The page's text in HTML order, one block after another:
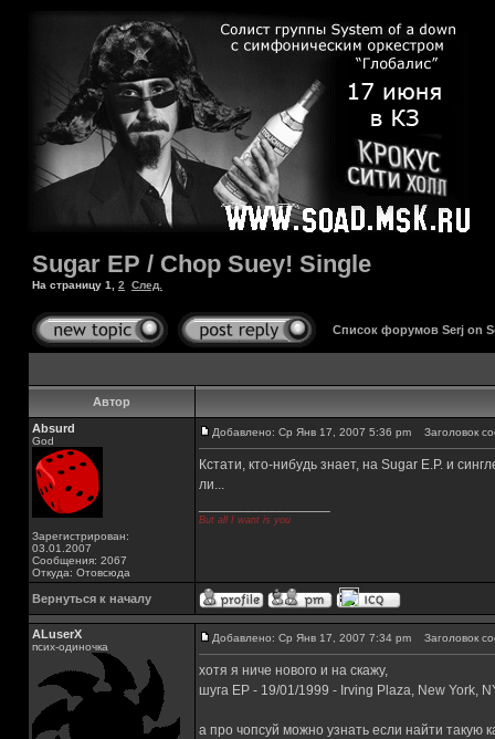
Sugar EP / Chop Suey! Single
На страницу 1 2 След.
Список форумов Serj on
Автор
Absurd
God
Зарегистрирован:
03.01.2007
Сообщения: 2067
Откуда: Отовсюда
Добавлено: Ср Янв 17, 2007 5:36 pm Заголовок
Кстати, кто-нибудь знает, на Sugar E.P. и
ли...
But all I want is you
Вернуться к началу
ALuserX
псих-одиночка
Добавлено: Ср Янв 17, 2007 7:34 pm Заголовок
хотя я ниче нового и на скажу,
шуга ЕР - 19/01/1999 - Irving Plaza, New York,
а про чопсуй можно узнать если найти такую